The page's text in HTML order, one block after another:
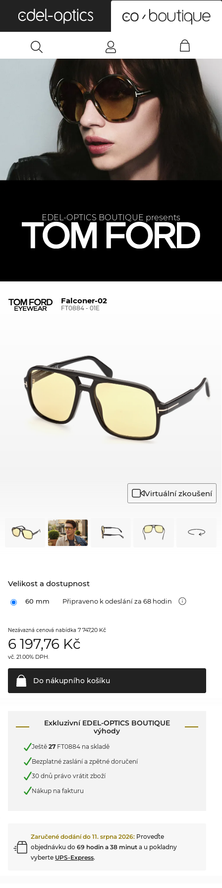
EDEL-OPTICS BOUTIQUE presents
Falconer-02
FT0884 - 01E
Virtuální zkoušení
Velikost a dostupnost
60 mm Připraveno k odeslání za 68 hodin
Nezávazná cenová nabídka 7 747,20 Kč
6 197,76 Kč
vč. 21.00% DPH.
Do nákupního košíku
Exkluzivní EDEL-OPTICS BOUTIQUE
výhody
Ještě 27 FT0884 na skladě
Bezplatné zaslání a zpětné doručení
30 dnů právo vrátit zboží
Nákup na fakturu
Zaručené dodání do 11. srpna 2026: Proveďte
objednávku do 69 hodin a 38 minut a u pokladny
vyberte UPS-Express.